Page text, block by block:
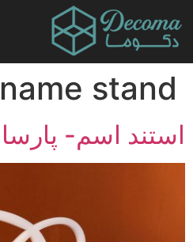
name stand
استند اسم- پارسا